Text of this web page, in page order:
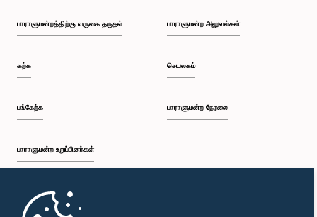
பாராளுமன்றத்திற்கு வருகை தருதல்
கற்க
பங்கேற்க
பாராளுமன்ற உறுப்பினர்கள்
முதற்பக்கம்
பாராளுமன்ற அலுவல்கள்
செயலகம்
பாராளுமன்ற நேரலை